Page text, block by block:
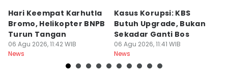
Hari Keempat Karhutla
Bromo, Helikopter BNPB
Turun Tangan
06 Agu 2026, 11:42 WIB
News
Kasus Korupsi: KBS
Butuh Upgrade, Bukan
Sekadar Ganti Bos
06 Agu 2026, 11:41 WIB
News